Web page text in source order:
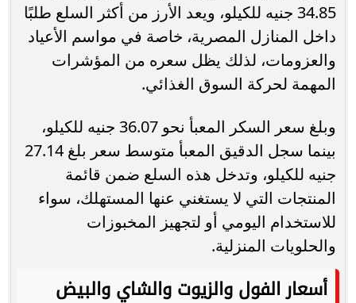
34.85 جنيه للكيلو، ويعد الأرز من أكثر السلع طلبًا
داخل المنازل المصرية، خاصة في مواسم الأعياد
والعزومات، لذلك يظل سعره من المؤشرات
المهمة لحركة السوق الغذائي.
وبلغ سعر السكر المعبأ نحو 36.07 جنيه للكيلو،
بينما سجل الدقيق المعبأ متوسط سعر بلغ 27.14
جنيه للكيلو، وتدخل هذه السلع ضمن قائمة
المنتجات التي لا يستغني عنها المستهلك، سواء
للاستخدام اليومي أو لتجهيز المخبوزات
والحلويات المنزلية.
أسعار الفول والزيوت والشاي والبيض